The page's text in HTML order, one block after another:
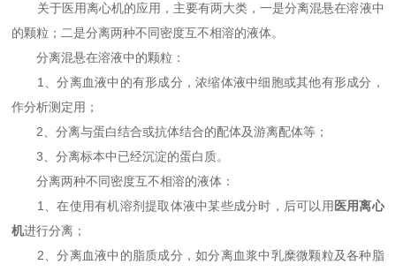
关于医用离心机的应用，主要有两大类，一是分离混悬在溶液中
的颗粒；二是分离两种不同密度互不相溶的液体。
分离混悬在溶液中的颗粒：
1、分离血液中的有形成分，浓缩体液中细胞或其他有形成分，
作分析测定用；
2、分离与蛋白结合或抗体结合的配体及游离配体等；
3、分离标本中已经沉淀的蛋白质。
分离两种不同密度互不相溶的液体：
1、在使用有机溶剂提取体液中某些成分时，后可以用 医用离心
机进行分离；
2、分离血液中的脂质成分，如分离血浆中乳糜微颗粒及各种脂